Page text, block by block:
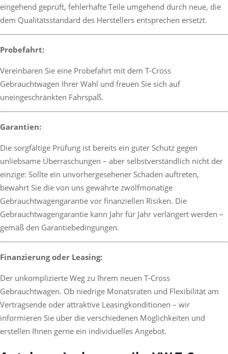
eingehend geprüft, fehlerhafte Teile umgehend durch neue, die
dem Qualitätsstandard des Herstellers entsprechen ersetzt.
Probefahrt:
Vereinbaren Sie eine Probefahrt mit dem T-Cross
Gebrauchtwagen Ihrer Wahl und freuen Sie sich auf
uneingeschränkten Fahrspaß.
Garantien:
Die sorgfältige Prüfung ist bereits ein guter Schutz gegen
unliebsame Überraschungen – aber selbstverständlich nicht der
einzige: Sollte ein unvorhergesehener Schaden auftreten,
bewahrt Sie die von uns gewährte zwölfmonatige
Gebrauchtwagengarantie vor finanziellen Risiken. Die
Gebrauchtwagengarantie kann Jahr für Jahr verlängert werden –
gemäß den Garantiebedingungen.
Finanzierung oder Leasing:
Der unkomplizierte Weg zu Ihrem neuen T-Cross
Gebrauchtwagen. Ob niedrige Monatsraten und Flexibilität am
Vertragsende oder attraktive Leasingkonditionen – wir
informieren Sie über die verschiedenen Möglichkeiten und
erstellen Ihnen gerne ein individuelles Angebot.